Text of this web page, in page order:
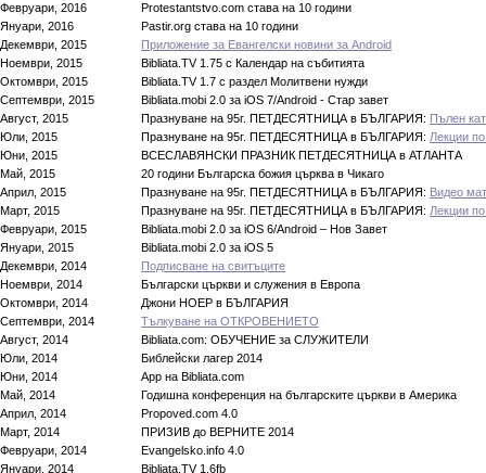
Февруари, 2016
Protestantstvo.com става на 10 години
Януари, 2016
Pastir.org става на 10 години
Декември, 2015
Приложение за Евангелски новини за Android
Ноември, 2015
Bibliata.TV 1.75 с Календар на събитията
Октомври, 2015
Bibliata.TV 1.7 с раздел Молитвени нужди
Септември, 2015
Bibliata.mobi 2.0 за iOS 7/Android - Стар завет
Август, 2015
Празнуване на 95г. ПЕТДЕСЯТНИЦА в БЪЛГАРИЯ: Пълен
Юли, 2015
Празнуване на 95г. ПЕТДЕСЯТНИЦА в БЪЛГАРИЯ: Лекции
Юни, 2015
BСЕСЛАВЯНСКИ ПРАЗНИК ПЕТДЕСЯТНИЦА в АТЛАНТА
Май, 2015
20 години Българска божия църква в Чикаго
Април, 2015
Празнуване на 95г. ПЕТДЕСЯТНИЦА в БЪЛГАРИЯ: Видео
Март, 2015
Празнуване на 95г. ПЕТДЕСЯТНИЦА в БЪЛГАРИЯ: Лекции
Февруари, 2015
Bibliata.mobi 2.0 за iOS 6/Android – Нов Завет
Януари, 2015
Bibliata.mobi 2.0 за iOS 5
Декември, 2014
Подписване на свитъците
Ноември, 2014
Български църкви и служения в Европа
Октомври, 2014
Джони НОЕР в БЪЛГАРИЯ
Септември, 2014
Тълкуване на ОТКРОВЕНИЕТО
Август, 2014
Bibliata.com: ОБУЧЕНИЕ за СЛУЖИТЕЛИ
Юли, 2014
Библейски лагер 2014
Юни, 2014
App на Bibliata.com
Май, 2014
Годишна конференция на българските църкви в Америка
Април, 2014
Propoved.com 4.0
Март, 2014
ПРИЗИВ до ВЕРНИТЕ 2014
Февруари, 2014
Evangelsko.info 4.0
Януари, 2014
Bibliata.TV 1.6fb